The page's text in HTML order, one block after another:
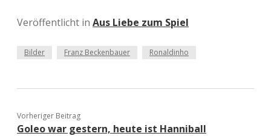
Veröffentlicht in Aus Liebe zum Spiel
Bilder Franz Beckenbauer Ronaldinho
Vorheriger Beitrag
Goleo war gestern, heute ist Hanniball